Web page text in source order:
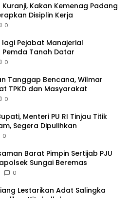
Kuranji, Kakan Kemenag Padang
Disiplin Kerja
0
lagi Pejabat Manajerial
Pemda Tanah Datar
0
Tanggap Bencana, Wilmar
TPKD dan Masyarakat
0
Menteri PU RI Tinjau Titik
Segera Dipulihkan
0
Barat Pimpin Sertijab PJU
Sungai Beremas
0
Lestarikan Adat Salingka